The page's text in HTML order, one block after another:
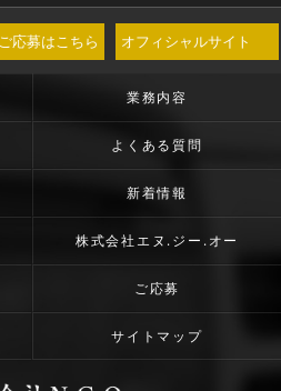
ご応募はこちら オフィシャルサイト
業務内容
よくある質問
新着情報
株式会社エヌ.ジー.オー
ご応募
サイトマップ